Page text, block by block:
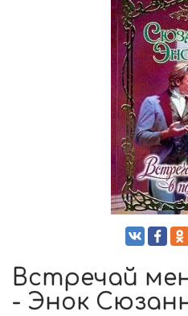
Встречай
- Энок